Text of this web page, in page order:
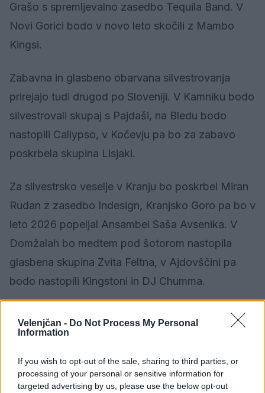
Velenjčan - Do Not Process My Personal
Information
If you wish to opt-out of the sale, sharing to third parties, or
processing of your personal or sensitive information for
targeted advertising by us, please use the below opt-out
Grašo s spremljevalno zasedbo Tequila Band. V
Novi Gorici bodo v novo leto skočili z Mambo
Kingsi.
Zabavna in glasbeno obarvana silvestrovanja
prirejajo tudi drugod po Sloveniji. V Kamniku bodo
silvestrovali skupaj s Pajdaši, na Bledu bodo
nastopili Caliypso, v Kočevju pa bo za zabavo
poskrbela skupina Lisjaki.
Za silvestrsko veselje v Kranju bo poskrbel Miran
Rudan z zasedbo Indesign, Kranjsko Goro pa bo v
leto 2026 popeljal Ansambel Saša Avsenika. V
Domžalah bo medtem pod šotorom nastopila
glasbena skupina Zvita Feltna, v Ajdovščini pa
bodo nastopili Kingstoni in DJ Chumma.
V številnih mestih bodo sicer najprej v novo leto z
otroškim silvestrovanjem vstopili otroci.
Vir: STA